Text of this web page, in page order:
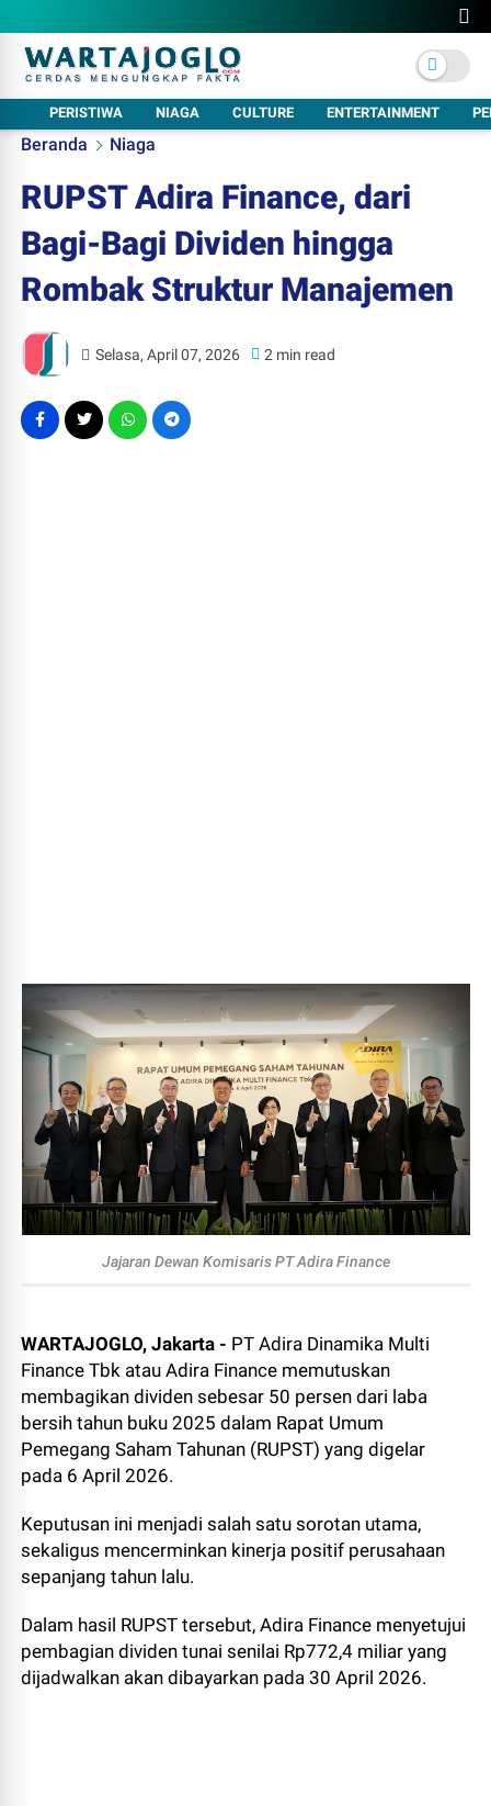
PERISTIWA NIAGA CULTURE ENTERTAINMENT
Beranda Niaga
RUPST Adira Finance, dari
Bagi-Bagi Dividen hingga
Rombak Struktur Manajemen
Selasa, April 07, 2026 2 min read
Jajaran Dewan Komisaris PT Adira Finance
WARTAJOGLO, Jakarta - PT Adira Dinamika Multi
Finance Tbk atau Adira Finance memutuskan
membagikan dividen sebesar 50 persen dari laba
bersih tahun buku 2025 dalam Rapat Umum
Pemegang Saham Tahunan (RUPST) yang digelar
pada 6 April 2026.
Keputusan ini menjadi salah satu sorotan utama,
sekaligus mencerminkan kinerja positif perusahaan
sepanjang tahun lalu.
Dalam hasil RUPST tersebut, Adira Finance menyetujui
pembagian dividen tunai senilai Rp772,4 miliar yang
dijadwalkan akan dibayarkan pada 30 April 2026.